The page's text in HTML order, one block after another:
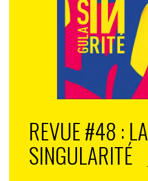
REVUE #48 : LA
SINGULARITÉ